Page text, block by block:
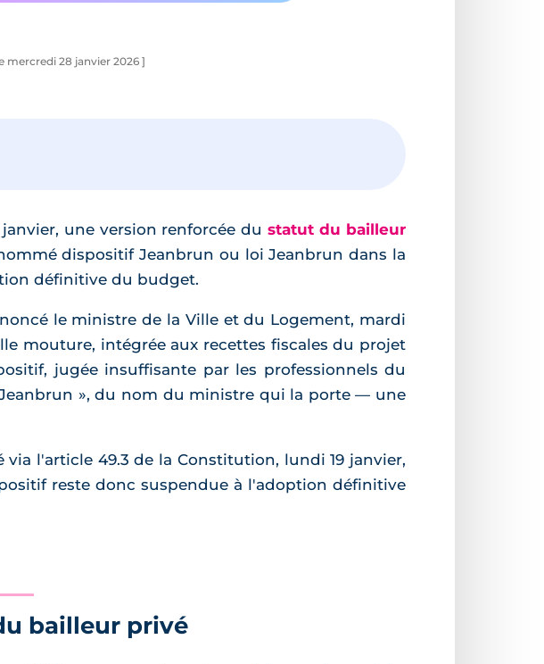
mercredi 28 janvier 2026 ]
une version renforcée dustatut du bailleur
dispositif Jeanbrun ou loi Jeanbrun dans la
définitive du budget.
le ministre de la Ville et du Logement, mardi
mouture, intégrée aux recettes fiscales du projet
jugée insuffisante par les professionnels du
», du nom du ministre qui la porte — une
l'article 49.3 de la Constitution, lundi 19 janvier,
reste donc suspendue à l'adoption définitive
bailleur privé